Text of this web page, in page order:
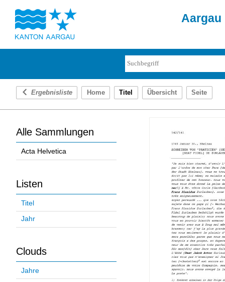
Aargau
Ergebnisliste Home Titel Übersicht Seite
Alle Sammlungen
Acta Helvetica
Listen
Titel
Jahr
Clouds
Jahre